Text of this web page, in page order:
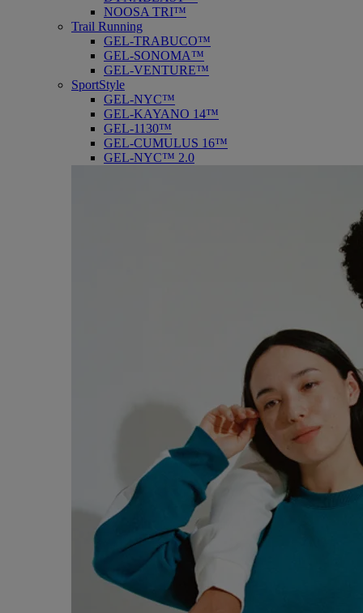
NOOSA TRI™
Trail Running
GEL-TRABUCO™
GEL-SONOMA™
GEL-VENTURE™
SportStyle
GEL-NYC™
GEL-KAYANO 14™
GEL-1130™
GEL-CUMULUS 16™
GEL-NYC™ 2.0